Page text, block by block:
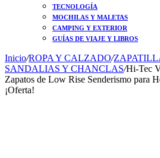
TECNOLOGÍA
MOCHILAS Y MALETAS
CAMPING Y EXTERIOR
GUÍAS DE VIAJE Y LIBROS
Inicio/ROPA Y CALZADO/
SANDALIAS Y CHANCLAS/Hi-Tec
Zapatos de Low Rise Senderismo para
¡Oferta!